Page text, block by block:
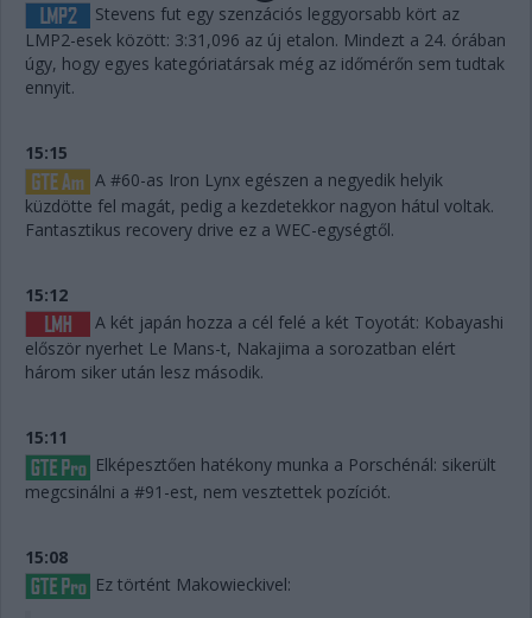
Stevens fut egy szenzációs leggyorsabb kört az
LMP2-esek között: 3:31,096 az új etalon. Mindezt a 24. órában
úgy, hogy egyes kategóriatársak még az időmérőn sem tudtak
ennyit.
15:15
A #60-as Iron Lynx egészen a negyedik helyik
küzdötte fel magát, pedig a kezdetekkor nagyon hátul voltak.
Fantasztikus recovery drive ez a WEC-egységtől.
15:12
A két japán hozza a cél felé a két Toyotát: Kobayashi
először nyerhet Le Mans-t, Nakajima a sorozatban elért
három siker után lesz második.
15:11
Elképesztően hatékony munka a Porschénál: sikerült
megcsinálni a #91-est, nem vesztettek pozíciót.
15:08
Ez történt Makowieckivel: